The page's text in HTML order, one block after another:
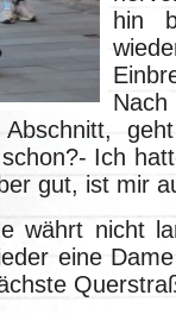
hin
Abschnitt,
Ich
gut, ist mir
währt nicht
eine